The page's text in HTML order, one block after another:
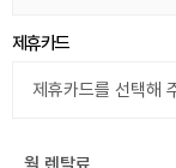
제휴카드